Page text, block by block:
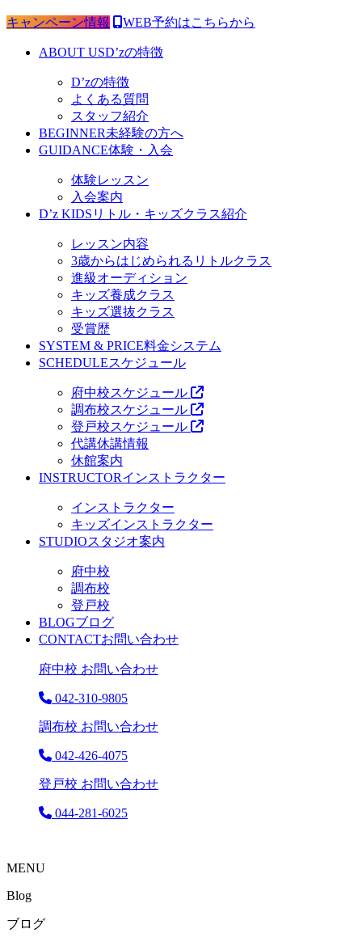
キャンペーン情報 WEB予約はこちらから
ABOUT USD’zの特徴
D’zの特徴
よくある質問
スタッフ紹介
BEGINNER未経験の方へ
GUIDANCE体験・入会
体験レッスン
入会案内
D’z KIDS リトル・キッズクラス紹介
レッスン内容
3歳からはじめられるリトルクラス
進級オーディション
キッズ養成クラス
キッズ選抜クラス
受賞歴
SYSTEM & PRICE料金システム
SCHEDULEスケジュール
府中校スケジュール
調布校スケジュール
登戸校スケジュール
代講休講情報
休館案内
INSTRUCTORインストラクター
インストラクター
キッズインストラクター
STUDIOスタジオ案内
府中校
調布校
登戸校
BLOGブログ
CONTACTお問い合わせ
府中校 お問い合わせ
042-310-9805
調布校 お問い合わせ
042-426-4075
登戸校 お問い合わせ
044-281-6025
MENU
Blog
ブログ